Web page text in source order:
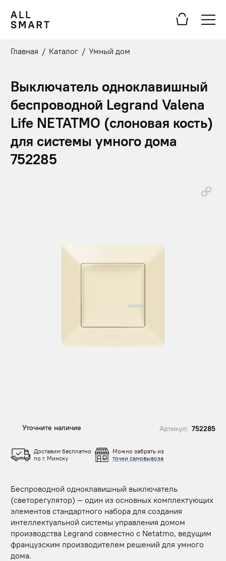
Главная / Каталог / Умный дом
Выключатель одноклавишный
беспроводной Legrand Valena
Life NETATMO (слоновая кость)
для системы умного дома
752285
Уточните наличие Артикул: 752285
Доставим бесплатно
по г. Минску
Можно забрать из
точки самовывоза
Беспроводной одноклавишный выключатель
(светорегулятор) — один из основных комплектующих
элементов стандартного набора для создания
интеллектуальной системы управления домом
производства Legrand совместно с Netatmo, ведущим
французским производителем решений для умного
дома.